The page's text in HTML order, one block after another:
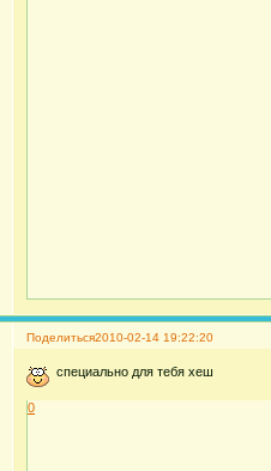
Поделиться2010-02-14 19:22:20
специально для тебя хеш
0